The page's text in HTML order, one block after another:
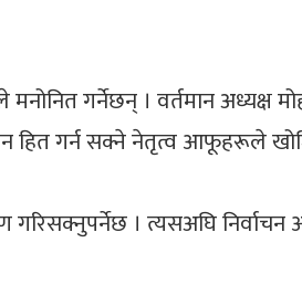
गर्नेछन् । वर्तमान अध्यक्ष
हित गर्न सक्ने नेतृत्व आफूहरूले
। त्यसअघि